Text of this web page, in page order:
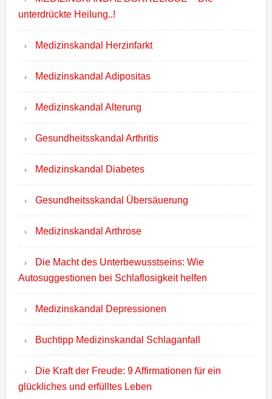
unterdrückte Heilung..!
Medizinskandal Herzinfarkt
Medizinskandal Adipositas
Medizinskandal Alterung
Gesundheitsskandal Arthritis
Medizinskandal Diabetes
Gesundheitsskandal Übersäuerung
Medizinskandal Arthrose
Die Macht des Unterbewusstseins: Wie
Autosuggestionen bei Schlaflosigkeit helfen
Medizinskandal Depressionen
Buchtipp Medizinskandal Schlaganfall
Die Kraft der Freude: 9 Affirmationen für ein
glückliches und erfülltes Leben